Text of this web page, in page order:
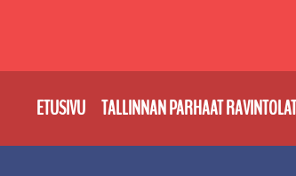
ETUSIVU TALLINNAN PARHAAT